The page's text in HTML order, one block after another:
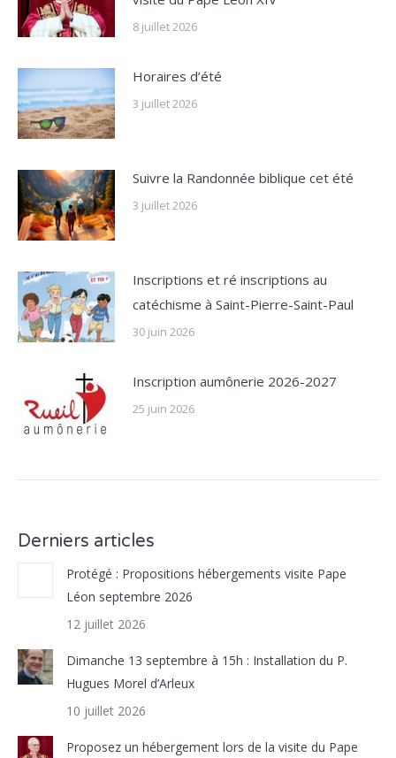
8 juillet 2026
Horaires d’été
3 juillet 2026
Suivre la Randonnée biblique cet été
3 juillet 2026
Inscriptions et ré inscriptions au
catéchisme à Saint-Pierre-Saint-Paul
30 juin 2026
Inscription aumônerie 2026-2027
25 juin 2026
Derniers articles
Protégé : Propositions hébergements visite Pape
Léon septembre 2026
12 juillet 2026
Dimanche 13 septembre à 15h : Installation du P.
Hugues Morel d’Arleux
10 juillet 2026
Proposez un hébergement lors de la visite du Pape